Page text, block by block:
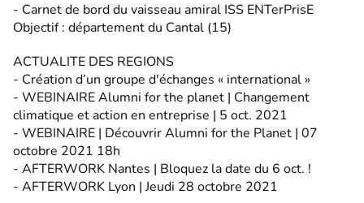
- Carnet de bord du vaisseau amiral ISS ENTerPrisE
Objectif : département du Cantal (15)
ACTUALITE DES REGIONS
- Création d’un groupe d'échanges « international »
- WEBINAIRE Alumni for the planet | Changement
climatique et action en entreprise | 5 oct. 2021
- WEBINAIRE | Découvrir Alumni for the Planet | 07
octobre 2021 18h
- AFTERWORK Nantes | Bloquez la date du 6 oct. !
- AFTERWORK Lyon | Jeudi 28 octobre 2021